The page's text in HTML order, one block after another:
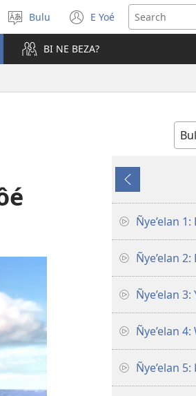
Tobôk
nkobô
Bulu E Yoé
(opens
new
window)
BI NE BEZA?
Mvus
Ñye’elan
Ñye’elan
Ñye’elan 3:
Ñye’elan
Ñye’elan